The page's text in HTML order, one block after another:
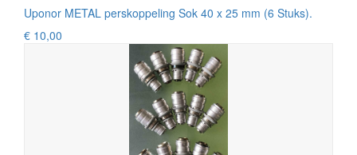
Uponor METAL perskoppeling Sok 40 x 25 mm (6 Stuks).
€ 10,00